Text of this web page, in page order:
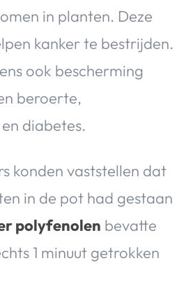
in planten. Deze
kanker te bestrijden.
ook bescherming
beroerte,
diabetes.
konden vaststellen dat
in de pot had gestaan
polyfenolen bevatte
1 minuut getrokken